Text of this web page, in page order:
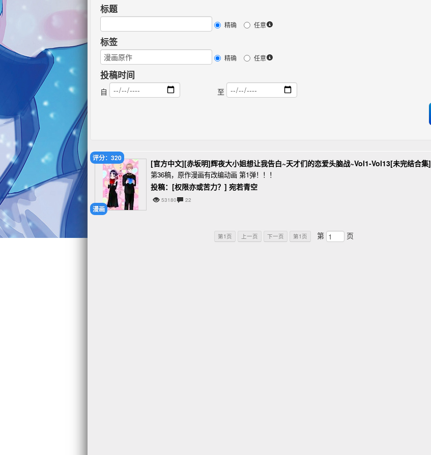
标题
精确 任意
标签
精确 任意
投稿时间
自 至
漫画
评分：320
[官方中文][赤坂明]辉夜大小姐想让我告白~天才们的恋爱头脑战~Vol1-Vol13[未完结合集]
第36稿，原作漫画有改编动画 第1弹！！！
投稿：[权限亦或苦力？] 宛若青空
53180 22
第1页 上一页 下一页 第1页 第 页